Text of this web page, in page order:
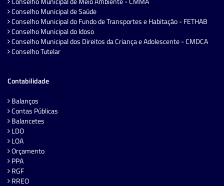
Conselho Municipal de Saúde
Conselho Municipal do Fundo de Transportes e Habitação - FETHAB
Conselho Municipal do Idoso
Conselho Municipal dos Direitos da Criança e Adolescente - CMDCA
Conselho Tutelar
Contabilidade
Balanços
Contas Públicas
Balancetes
LDO
LOA
Orçamento
PPA
RGF
RREO